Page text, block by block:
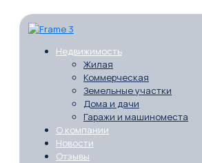
Недвижимость
Жилая
Коммерческая
Земельные участки
Дома и дачи
Гаражи и машиноместа
О компании
Новости
Отзывы